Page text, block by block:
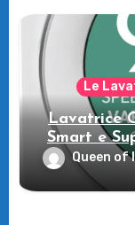
Le
Lavatrice
Smart e
Queen of